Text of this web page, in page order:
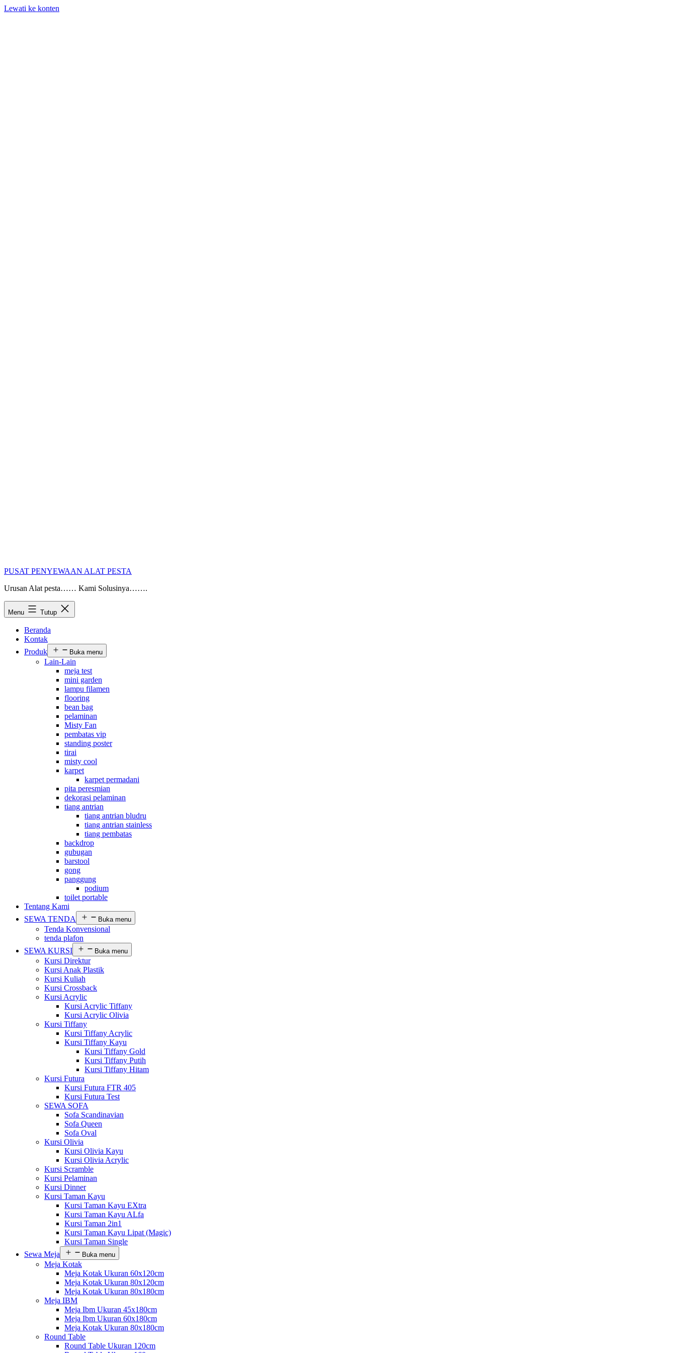
Lewati ke konten
PUSAT PENYEWAAN ALAT PESTA
Urusan Alat pesta…… Kami Solusinya…….
Menu Tutup
Beranda
Kontak
Produk
Buka menu
Lain-Lain
meja test
mini garden
lampu filamen
flooring
bean bag
pelaminan
Misty Fan
pembatas vip
standing poster
tirai
misty cool
karpet
karpet permadani
pita peresmian
dekorasi pelaminan
tiang antrian
tiang antrian bludru
tiang antrian stainless
tiang pembatas
backdrop
gubugan
barstool
gong
panggung
podium
toilet portable
Tentang Kami
SEWA TENDA
Buka menu
Tenda Konvensional
tenda plafon
SEWA KURSI
Buka menu
Kursi Direktur
Kursi Anak Plastik
Kursi Kuliah
Kursi Crossback
Kursi Acrylic
Kursi Acrylic Tiffany
Kursi Acrylic Olivia
Kursi Tiffany
Kursi Tiffany Acrylic
Kursi Tiffany Kayu
Kursi Tiffany Gold
Kursi Tiffany Putih
Kursi Tiffany Hitam
Kursi Futura
Kursi Futura FTR 405
Kursi Futura Test
SEWA SOFA
Sofa Scandinavian
Sofa Queen
Sofa Oval
Kursi Olivia
Kursi Olivia Kayu
Kursi Olivia Acrylic
Kursi Scramble
Kursi Pelaminan
Kursi Dinner
Kursi Taman Kayu
Kursi Taman Kayu EXtra
Kursi Taman Kayu ALfa
Kursi Taman 2in1
Kursi Taman Kayu Lipat (Magic)
Kursi Taman Single
Sewa Meja
Buka menu
Meja Kotak
Meja Kotak Ukuran 60x120cm
Meja Kotak Ukuran 80x120cm
Meja Kotak Ukuran 80x180cm
Meja IBM
Meja Ibm Ukuran 45x180cm
Meja Ibm Ukuran 60x180cm
Meja Kotak Ukuran 80x180cm
Round Table
Round Table Ukuran 120cm